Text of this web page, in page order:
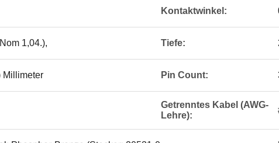
Kontaktwinkel:
1,04.), Tiefe:
Millimeter Pin Count:
Getrenntes Kabel (AWG-
Lehre):